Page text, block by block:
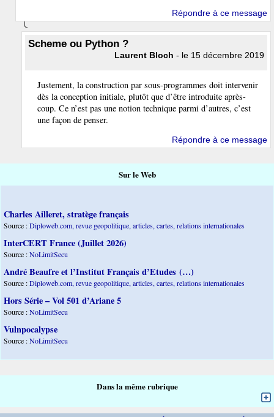
Répondre à ce message
Scheme ou Python ?
Laurent Bloch - le 15 décembre 2019
Justement, la construction par sous-programmes doit intervenir
dès la conception initiale, plutôt que d’être introduite après-
coup. Ce n’est pas une notion technique parmi d’autres, c’est
une façon de penser.
Répondre à ce message
Sur le Web
Charles Ailleret, stratège français
Source :Diploweb.com, revue geopolitique, articles, cartes, relations internationales
InterCERT France (Juillet 2026)
Source :NoLimitSecu
André Beaufre et l’Institut Français d’Etudes (…)
Source :Diploweb.com, revue geopolitique, articles, cartes, relations internationales
Hors Série – Vol 501 d’Ariane 5
Source :NoLimitSecu
Vulnpocalypse
Source :NoLimitSecu
Dans la même rubrique